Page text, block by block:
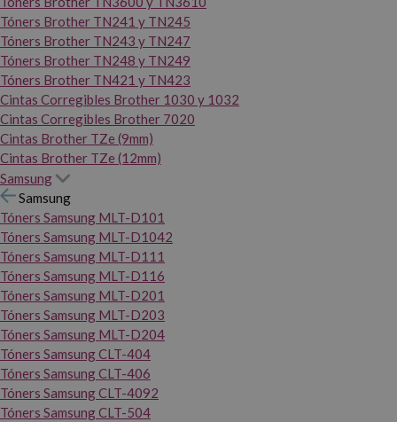
Tóners Brother TN241 y TN245
Tóners Brother TN243 y TN247
Tóners Brother TN248 y TN249
Tóners Brother TN421 y TN423
Cintas Corregibles Brother 1030 y 1032
Cintas Corregibles Brother 7020
Cintas Brother TZe (9mm)
Cintas Brother TZe (12mm)
Samsung
Samsung
Tóners Samsung MLT-D101
Tóners Samsung MLT-D1042
Tóners Samsung MLT-D111
Tóners Samsung MLT-D116
Tóners Samsung MLT-D201
Tóners Samsung MLT-D203
Tóners Samsung MLT-D204
Tóners Samsung CLT-404
Tóners Samsung CLT-406
Tóners Samsung CLT-4092
Tóners Samsung CLT-504